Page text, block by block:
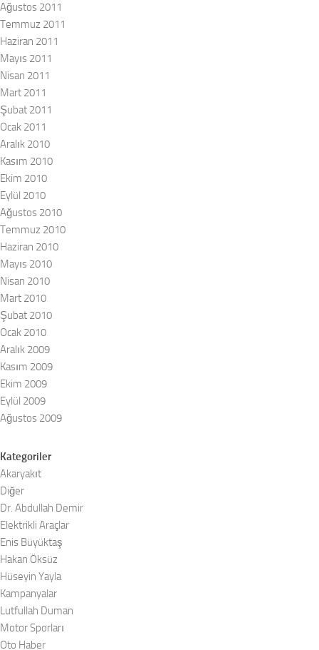
Ağustos 2011
Temmuz 2011
Haziran 2011
Mayıs 2011
Nisan 2011
Mart 2011
Şubat 2011
Ocak 2011
Aralık 2010
Kasım 2010
Ekim 2010
Eylül 2010
Ağustos 2010
Temmuz 2010
Haziran 2010
Mayıs 2010
Nisan 2010
Mart 2010
Şubat 2010
Ocak 2010
Aralık 2009
Kasım 2009
Ekim 2009
Eylül 2009
Ağustos 2009
Kategoriler
Akaryakıt
Diğer
Dr. Abdullah Demir
Elektrikli Araçlar
Enis Büyüktaş
Hakan Öksüz
Hüseyin Yayla
Kampanyalar
Lutfullah Duman
Motor Sporları
Oto Haber